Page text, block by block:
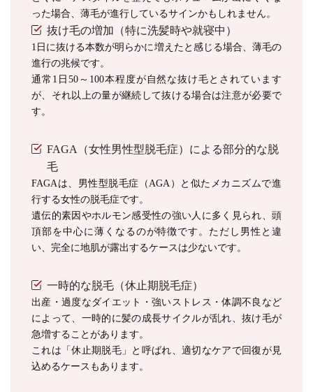
った場合、薄毛が進行しているサインかもしれません。
抜け毛の増加（特に洗髪時や就寝中）
1日に抜ける本数が明らかに増えたと感じる場合、薄毛の
進行の兆候です。
通常1日50～100本程度が自然な抜け毛とされています
が、それ以上の量が継続して抜ける場合は注意が必要で
す。
FAGA（女性男性型脱毛症）による部分的な脱
毛
FAGAは、男性型脱毛症（AGA）と似たメカニズムで進
行する女性の脱毛症です。
遺伝的素因やホルモン感受性の強い人に多く見られ、頭
頂部を中心に薄くなるのが特徴です。ただし男性と違
い、完全に地肌が露出するケースは少ないです。
一時的な脱毛（休止期脱毛症）
出産・過度なダイエット・強いストレス・体調不良など
によって、一時的に髪の成長サイクルが乱れ、抜け毛が
急増することがあります。
これは「休止期脱毛」と呼ばれ、適切なケアで回復が見
込めるケースもあります。